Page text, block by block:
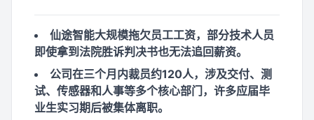
仙途智能大规模拖欠员工工资，部分技术人员
即使拿到法院胜诉判决书也无法追回薪资。
公司在三个月内裁员约120人，涉及交付、测
试、传感器和人事等多个核心部门，许多应届毕
业生实习期后被集体离职。